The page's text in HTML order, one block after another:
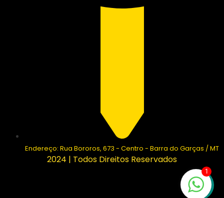
Endereço: Rua Bororos, 673 - Centro - Barra do Garças / MT
2024 | Todos Direitos Reservados
1